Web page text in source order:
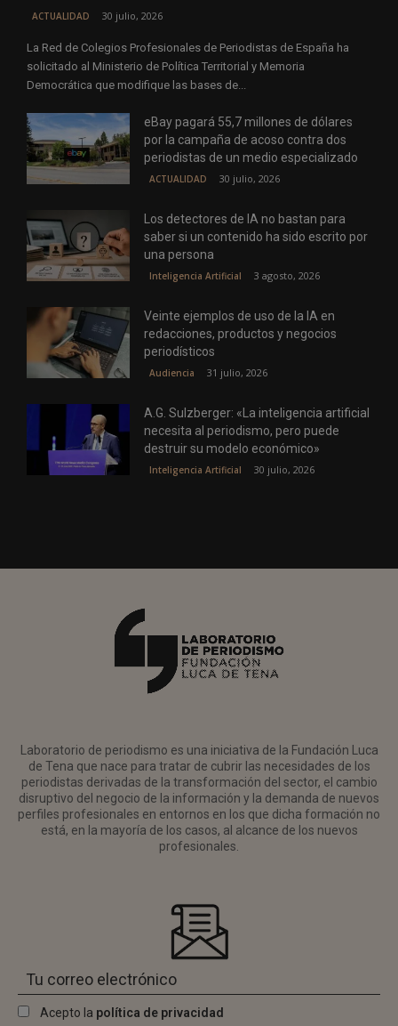
ACTUALIDAD 30 julio, 2026
La Red de Colegios Profesionales de Periodistas de España ha
solicitado al Ministerio de Política Territorial y Memoria
Democrática que modifique las bases de...
eBay pagará 55,7 millones de dólares
por la campaña de acoso contra dos
periodistas de un medio especializado
ACTUALIDAD 30 julio, 2026
Los detectores de IA no bastan para
saber si un contenido ha sido escrito por
una persona
Inteligencia Artificial 3 agosto, 2026
Veinte ejemplos de uso de la IA en
redacciones, productos y negocios
periodísticos
Audiencia 31 julio, 2026
A.G. Sulzberger: «La inteligencia artificial
necesita al periodismo, pero puede
destruir su modelo económico»
Inteligencia Artificial 30 julio, 2026
Laboratorio de periodismo es una iniciativa de la Fundación Luca
de Tena que nace para tratar de cubrir las necesidades de los
periodistas derivadas de la transformación del sector, el cambio
disruptivo del negocio de la información y la demanda de nuevos
perfiles profesionales en entornos en los que dicha formación no
está, en la mayoría de los casos, al alcance de los nuevos
profesionales.
Acepto la política de privacidad